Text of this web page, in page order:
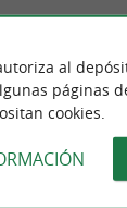
al
páginas
cookies.